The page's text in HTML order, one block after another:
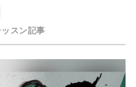
スン記事